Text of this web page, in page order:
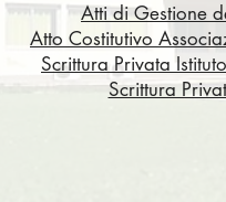
Atti di Gestione
Atto Costitutivo
Scrittura Privata
Scrittura